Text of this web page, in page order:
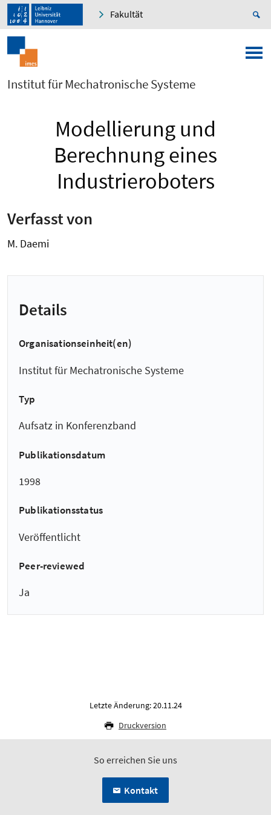
Fakultät
Institut für Mechatronische Systeme
Modellierung und
Berechnung eines
Industrieroboters
Verfasst von
M. Daemi
Details
Organisationseinheit(en)
Institut für Mechatronische Systeme
Typ
Aufsatz in Konferenzband
Publikationsdatum
1998
Publikationsstatus
Veröffentlicht
Peer-reviewed
Ja
Letzte Änderung: 20.11.24
Druckversion
So erreichen Sie uns
Kontakt